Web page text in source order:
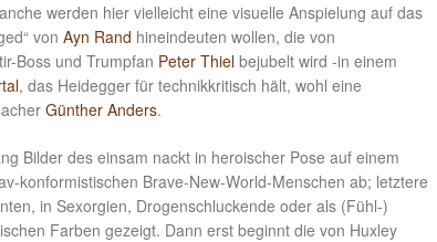
werden hier vielleicht eine visuelle Anspielung auf das
von Ayn Rand hineindeuten wollen, die von
Boss und Trumpfan Peter Thiel bejubelt wird -in einem
, das Heidegger für technikkritisch hält, wohl eine
Günther Anders.
Bilder des einsam nackt in heroischer Pose auf einem
konformistischen Brave-New-World-Menschen ab; letztere
in Sexorgien, Drogenschluckende oder als (Fühl-)
Farben gezeigt. Dann erst beginnt die von Huxley